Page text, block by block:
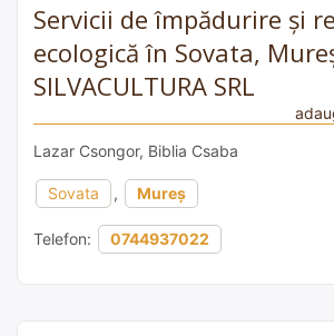
Servicii de împădurire și
ecologică în Sovata,
SILVACULTURA SRL
Lazar Csongor, Biblia Csaba
Sovata , Mureș
Telefon: 0744937022